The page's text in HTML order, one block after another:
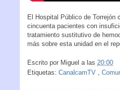
El Hospital Público de Torrejón
cincuenta pacientes con
tratamiento sustitutivo de
más sobre esta unidad en el
Escrito por Miguel a las 20:00
Etiquetas: CanalcamTV ,